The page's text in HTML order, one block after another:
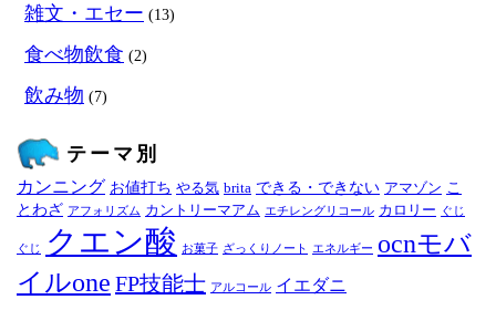
雑文・エセー (13)
食べ物飲食 (2)
飲み物 (7)
テーマ別
カンニング お値打ち やる気 brita できる・できない アマゾン こ
とわざ アフォリズム カントリーマアム エチレングリコール カロリー ぐじ
ぐじ クエン酸 お菓子 ざっくりノート エネルギー ocnモバ
イルone FP技能士 アルコール イエダニ